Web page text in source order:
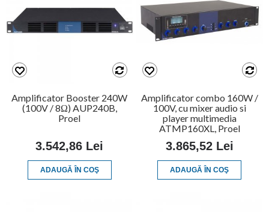
Amplificator Booster 240W
(100V / 8Ω) AUP240B,
Proel
3.542,86 Lei
ADAUGĂ ÎN COŞ
Amplificator combo 160W /
100V, cu mixer audio si
player multimedia
ATMP160XL, Proel
3.865,52 Lei
ADAUGĂ ÎN COŞ